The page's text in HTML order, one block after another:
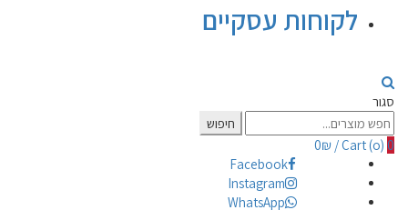
לקוחות עסקיים
סגור
Search
for:
חיפוש
Cart (o) 0
/
0₪
Facebook
Instagram
WhatsApp